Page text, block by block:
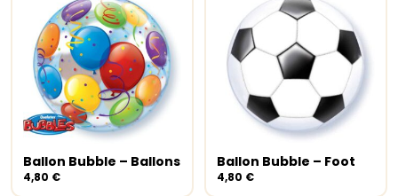
Ajouter au panier
Ballon Bubble – Ballons
4,80 €
Ajouter au panier
Ballon Bubble – Foot
4,80 €